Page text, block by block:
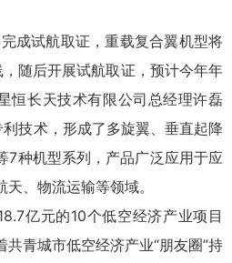
成试航取证，重载复合翼机型将
随后开展试航取证，预计今年年
恒长天技术有限公司总经理许磊
技术，形成了多旋翼、垂直起降
7种机型系列，产品广泛应用于应
、物流运输等领域。
亿元的10个低空经济产业项目
青城市低空经济产业“朋友圈”持